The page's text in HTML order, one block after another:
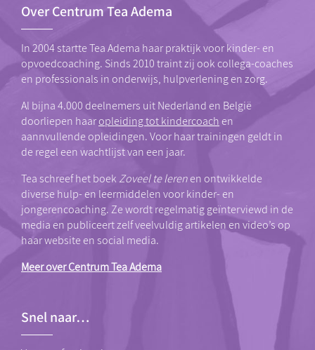
Over Centrum Tea Adema
In 2004 startte Tea Adema haar praktijk voor kinder- en
opvoedcoaching. Sinds 2010 traint zij ook collega-coaches
en professionals in onderwijs, hulpverlening en zorg.
Al bijna 4.000 deelnemers uit Nederland en België
doorliepen haaropleiding tot kindercoachen
aannvullende opleidingen. Voor haar trainingen geldt in
de regel een wachtlijst van een jaar.
Tea schreef het boek Zoveel te lerenen ontwikkelde
diverse hulp- en leermiddelen voor kinder- en
jongerencoaching. Ze wordt regelmatig geïnterviewd in de
media en publiceert zelf veelvuldig artikelen en video’s op
haar website en social media.
Meer over Centrum Tea Adema
Snel naar…